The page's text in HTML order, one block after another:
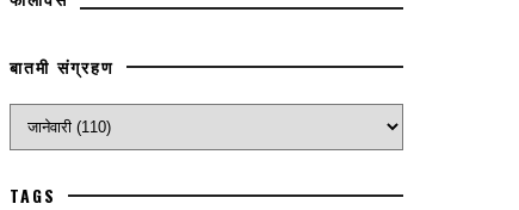
बातमी संग्रहण
TAGS